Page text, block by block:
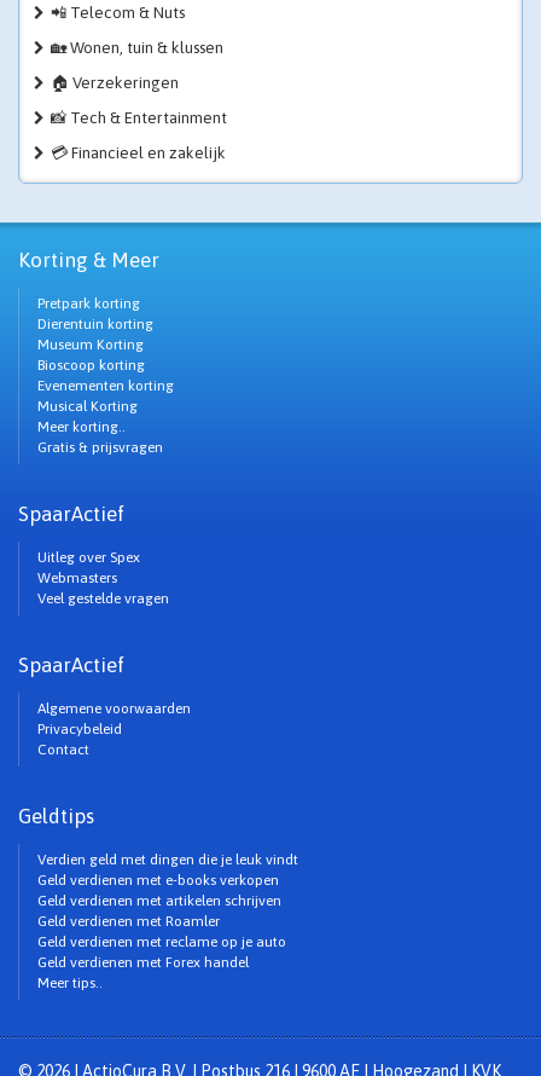
📲 Telecom & Nuts
🏡 Wonen, tuin & klussen
🏠 Verzekeringen
📸 Tech & Entertainment
💳 Financieel en zakelijk
Korting & Meer
Pretpark korting
Dierentuin korting
Museum Korting
Bioscoop korting
Evenementen korting
Musical Korting
Meer korting..
Gratis & prijsvragen
SpaarActief
Uitleg over Spex
Webmasters
Veel gestelde vragen
SpaarActief
Algemene voorwaarden
Privacybeleid
Contact
Geldtips
Verdien geld met dingen die je leuk vindt
Geld verdienen met e-books verkopen
Geld verdienen met artikelen schrijven
Geld verdienen met Roamler
Geld verdienen met reclame op je auto
Geld verdienen met Forex handel
Meer tips..
© 2026 | ActioCura B.V. | Postbus 216 | 9600 AE | Hoogezand | KVK